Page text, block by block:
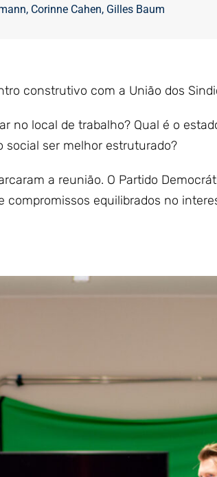
, Corinne Cahen, Gilles Baum
construtivo com a União dos
no local de trabalho? Qual é o
social ser melhor estruturado?
a reunião. O Partido
equilibrados no